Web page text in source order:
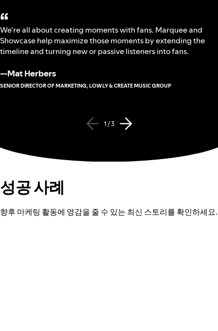
“
We’re all about creating moments with fans. Marquee and
Showcase help maximize those moments by extending the
timeline and turning new or passive listeners into fans.
—Mat Herbers
SENIOR DIRECTOR OF MARKETING, LOWLY & CREATE MUSIC GROUP
1 / 3
성공 사례
향후 마케팅 활동에 영감을 줄 수 있는 최신 스토리를 확인하세요.